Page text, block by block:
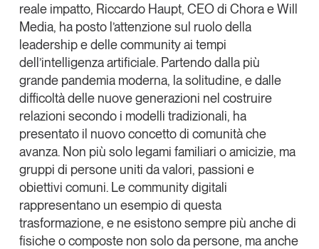
reale impatto, Riccardo Haupt, CEO di Chora e Will
Media, ha posto l’attenzione sul ruolo della
leadership e delle community ai tempi
dell’intelligenza artificiale. Partendo dalla più
grande pandemia moderna, la solitudine, e dalle
difficoltà delle nuove generazioni nel costruire
relazioni secondo i modelli tradizionali, ha
presentato il nuovo concetto di comunità che
avanza. Non più solo legami familiari o amicizie, ma
gruppi di persone uniti da valori, passioni e
obiettivi comuni. Le community digitali
rappresentano un esempio di questa
trasformazione, e ne esistono sempre più anche di
fisiche o composte non solo da persone, ma anche